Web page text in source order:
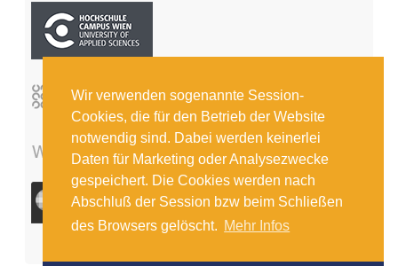
Wir verwenden sogenannte Session-
Cookies, die für den Betrieb der Website
notwendig sind. Dabei werden keinerlei
Daten für Marketing oder Analysezwecke
gespeichert. Die Cookies werden nach
Abschluß der Session bzw beim Schließen
des Browsers gelöscht. Mehr Infos